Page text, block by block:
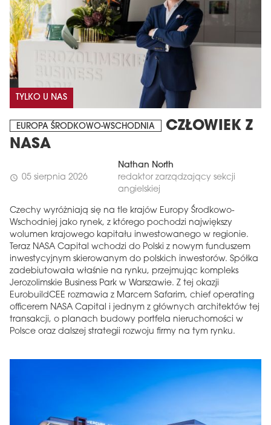
TYLKO U NAS
EUROPA ŚRODKOWO-WSCHODNIA
CZŁOWIEK Z
NASA
schedule 05 sierpnia 2026
Nathan North
redaktor zarządzający sekcji
angielskiej
Czechy wyróżniają się na tle krajów Europy Środkowo-
Wschodniej jako rynek, z którego pochodzi największy
wolumen krajowego kapitału inwestowanego w regionie.
Teraz NASA Capital wchodzi do Polski z nowym funduszem
inwestycyjnym skierowanym do polskich inwestorów. Spółka
zadebiutowała właśnie na rynku, przejmując kompleks
Jerozolimskie Business Park w Warszawie. Z tej okazji
EurobuildCEE rozmawia z Marcem Safarim, chief operating
officerem NASA Capital i jednym z głównych architektów tej
transakcji, o planach budowy portfela nieruchomości w
Polsce oraz dalszej strategii rozwoju firmy na tym rynku.